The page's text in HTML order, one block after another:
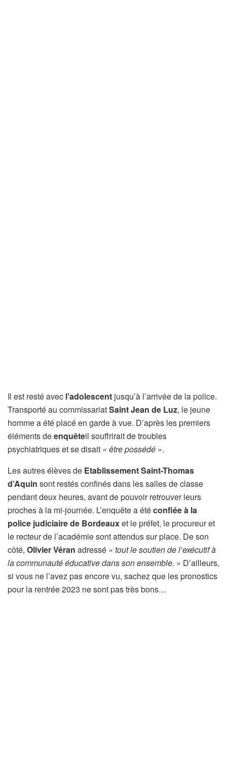
Il est resté avec l’adolescent jusqu’à l’arrivée de la police.
Transporté au commissariatSaint Jean de Luz, le jeune
homme a été placé en garde à vue. D’après les premiers
éléments deenquêteil souffrirait de troubles
psychiatriques et se disait « être possédé ».
Les autres élèves de Etablissement Saint-Thomas
d’Aquin sont restés confinés dans les salles de classe
pendant deux heures, avant de pouvoir retrouver leurs
proches à la mi-journée. L’enquête a étéconfiée à la
police judiciaire de Bordeauxet le préfet, le procureur et
le recteur de l’académie sont attendus sur place. De son
côté, Olivier Véran adressé « tout le soutien de l’exécutif à
la communauté éducative dans son ensemble. » D’ailleurs,
si vous ne l’avez pas encore vu, sachez que les pronostics
pour la rentrée 2023 ne sont pas très bons…